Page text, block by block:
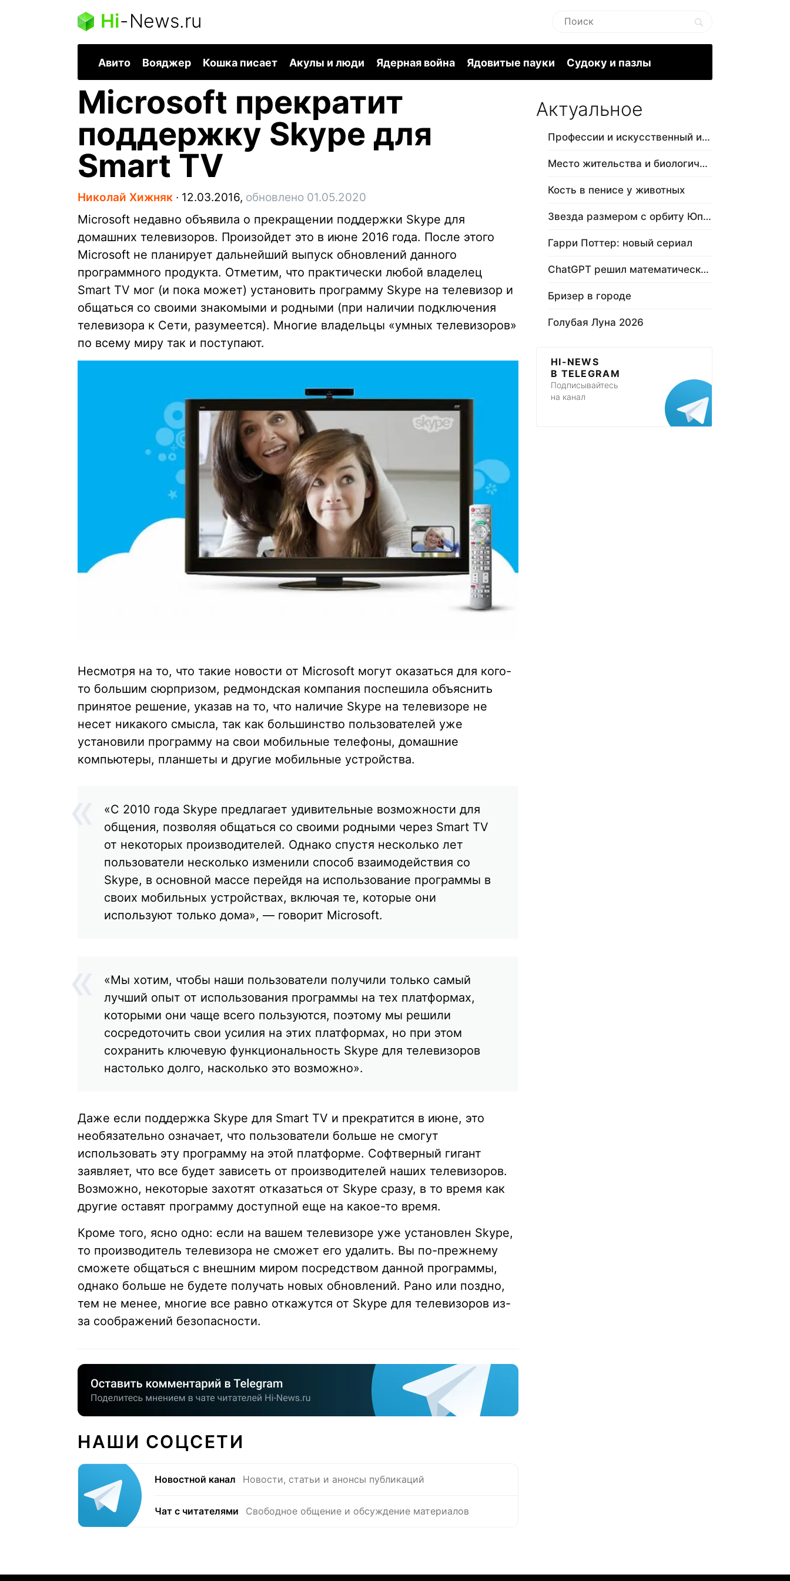
Hi-News.ru
Авито Вояджер Кошка писает Акулы и люди Ядерная война Ядовитые пауки Судоку и пазлы
Microsoft прекратит
поддержку Skype для
Smart TV
Николай Хижняк ∙ 12.03.2016, обновлено 01.05.2020
Microsoft недавно объявила о прекращении поддержки Skype для
домашних телевизоров. Произойдет это в июне 2016 года. После этого
Microsoft не планирует дальнейший выпуск обновлений данного
программного продукта. Отметим, что практически любой владелец
Smart TV мог (и пока может) установить программу Skype на телевизор и
общаться со своими знакомыми и родными (при наличии подключения
телевизора к Сети, разумеется). Многие владельцы «умных телевизоров»
по всему миру так и поступают.
Несмотря на то, что такие новости от Microsoft могут оказаться для кого-
то большим сюрпризом, редмондская компания поспешила объяснить
принятое решение, указав на то, что наличие Skype на телевизоре не
несет никакого смысла, так как большинство пользователей уже
установили программу на свои мобильные телефоны, домашние
компьютеры, планшеты и другие мобильные устройства.
«С 2010 года Skype предлагает удивительные возможности для
общения, позволяя общаться со своими родными через Smart TV
от некоторых производителей. Однако спустя несколько лет
пользователи несколько изменили способ взаимодействия со
Skype, в основной массе перейдя на использование программы в
своих мобильных устройствах, включая те, которые они
используют только дома», — говорит Microsoft.
«Мы хотим, чтобы наши пользователи получили только самый
лучший опыт от использования программы на тех платформах,
которыми они чаще всего пользуются, поэтому мы решили
сосредоточить свои усилия на этих платформах, но при этом
сохранить ключевую функциональность Skype для телевизоров
настолько долго, насколько это возможно».
Даже если поддержка Skype для Smart TV и прекратится в июне, это
необязательно означает, что пользователи больше не смогут
использовать эту программу на этой платформе. Софтверный гигант
заявляет, что все будет зависеть от производителей наших телевизоров.
Возможно, некоторые захотят отказаться от Skype сразу, в то время как
другие оставят программу доступной еще на какое-то время.
Кроме того, ясно одно: если на вашем телевизоре уже установлен Skype,
то производитель телевизора не сможет его удалить. Вы по-прежнему
сможете общаться с внешним миром посредством данной программы,
однако больше не будете получать новых обновлений. Рано или поздно,
тем не менее, многие все равно откажутся от Skype для телевизоров из-
за соображений безопасности.
НАШИ СОЦСЕТИ
Новостной канал Новости, статьи и анонсы публикаций
Чат с читателями Свободное общение и обсуждение материалов
Актуальное
Профессии и искусственный интеллект
Место жительства и биологический в…
Кость в пенисе у животных
Звезда размером с орбиту Юпитера
Гарри Поттер: новый сериал
ChatGPT решил математическую задачу
Бризер в городе
Голубая Луна 2026
HI-NEWS
В TELEGRAM
Подписывайтесь
на канал